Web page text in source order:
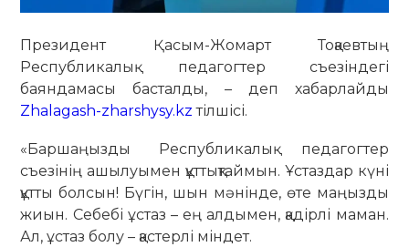
Президент Қасым-Жомарт Тоқаевтың
Республикалық педагогтер съезіндегі
баяндамасы басталды, – деп хабарлайды
Zhalagash-zharshysy.kzтілшісі.
«Баршаңызды Республикалық педагогтер
съезінің ашылуымен құттықтаймын. Ұстаздар күні
құтты болсын! Бүгін, шын мәнінде, өте маңызды
жиын. Себебі ұстаз – ең алдымен, қадірлі маман.
Ал, ұстаз болу – қастерлі міндет.